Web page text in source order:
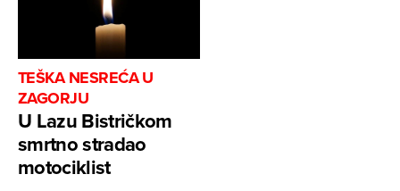
TEŠKA NESREĆA U
ZAGORJU
U Lazu Bistričkom
smrtno stradao
motociklist